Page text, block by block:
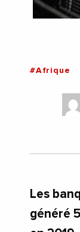
#Afrique
Les
généré